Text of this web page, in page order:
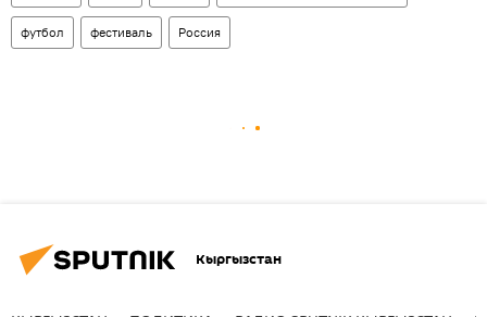
футбол фестиваль Россия
Кыргызстан